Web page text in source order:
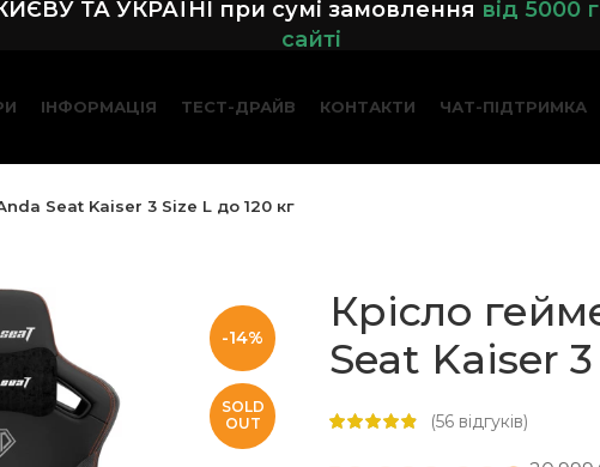
ТА УКРАЇНІ при сумі замовлення від 5000
сайті
ІНФОРМАЦІЯ ТЕСТ-ДРАЙВ КОНТАКТИ ЧАТ-ПІДТРИМКА
Seat Kaiser 3 Size L до 120 кг
-14%
SOLD
OUT
Крісло
Seat Kaiser
(56 відгуків)